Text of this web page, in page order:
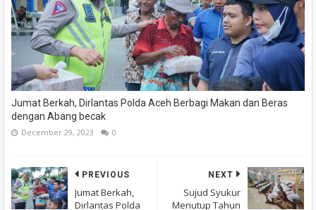
Jumat Berkah, Dirlantas Polda Aceh Berbagi Makan dan Beras
dengan Abang becak
December 29, 2023 0
NEXT
Sujud Syukur
Menutup Tahun
PREVIOUS
Jumat Berkah,
Dirlantas Polda